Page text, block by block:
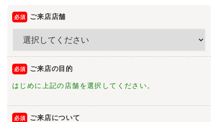
ご来店店舗
ご来店の目的
はじめに上記の店舗を選択してください。
ご来店について